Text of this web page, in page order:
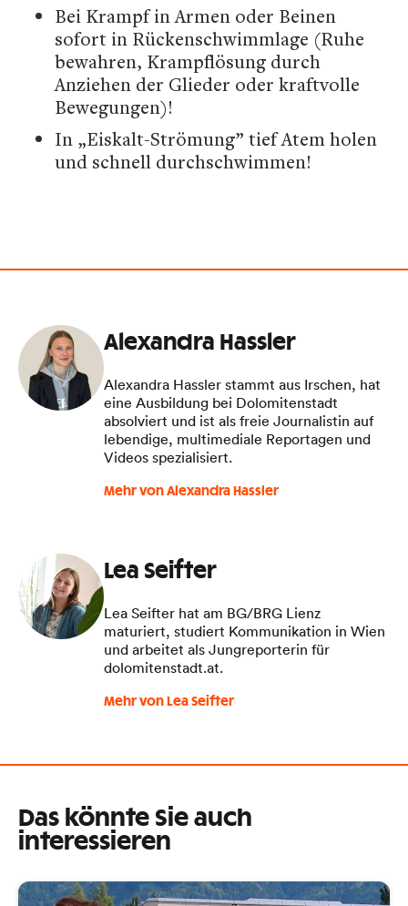
Bei Krampf in Armen oder Beinen
sofort in Rückenschwimmlage (Ruhe
bewahren, Krampflösung durch
Anziehen der Glieder oder kraftvolle
Bewegungen)!
In „Eiskalt-Strömung” tief Atem holen
und schnell durchschwimmen!
Alexandra Hassler
Alexandra Hassler stammt aus Irschen, hat
eine Ausbildung bei Dolomitenstadt
absolviert und ist als freie Journalistin auf
lebendige, multimediale Reportagen und
Videos spezialisiert.
Mehr von Alexandra Hassler
Lea Seifter
Lea Seifter hat am BG/BRG Lienz
maturiert, studiert Kommunikation in Wien
und arbeitet als Jungreporterin für
dolomitenstadt.at.
Mehr von Lea Seifter
Das könnte Sie auch
interessieren